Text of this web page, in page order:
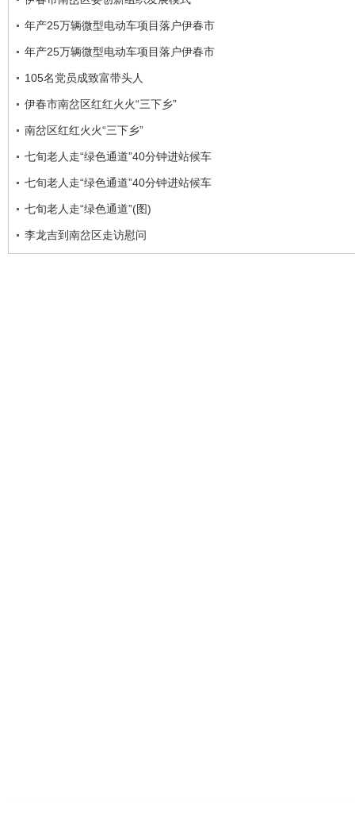
年产25万辆微型电动车项目落户伊春市
年产25万辆微型电动车项目落户伊春市
105名党员成致富带头人
伊春市南岔区红红火火“三下乡”
南岔区红红火火“三下乡”
七旬老人走“绿色通道”40分钟进站候车
七旬老人走“绿色通道”40分钟进站候车
七旬老人走“绿色通道”(图)
李龙吉到南岔区走访慰问